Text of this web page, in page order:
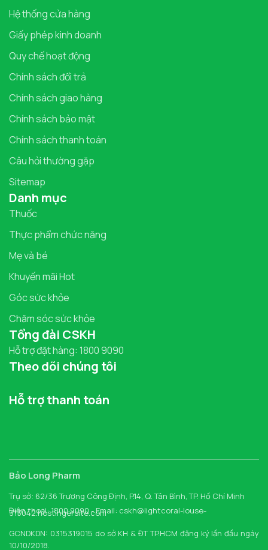
Hệ thống cửa hàng
Giấy phép kinh doanh
Quy chế hoạt động
Chính sách đổi trả
Chính sách giao hàng
Chính sách bảo mật
Chính sách thanh toán
Câu hỏi thường gặp
Sitemap
Danh mục
Thuốc
Thực phẩm chức năng
Mẹ và bé
Khuyến mãi Hot
Góc sức khỏe
Chăm sóc sức khỏe
Tổng đài CSKH
Hỗ trợ đặt hàng: 1800 9090
Theo dõi chúng tôi
Hỗ trợ thanh toán
Bảo Long Pharm
Trụ sở: 62/36 Trương Công Định, P.14, Q. Tân Bình, TP. Hồ Chí Minh
Điện thoại: 1800 9090 - Email: cskh@lightcoral-louse-
313042.hostingersite.com
GCNDKDN: 0315319015 do sở KH & ĐT TP.HCM đăng ký lần đầu ngày
10/10/2018.